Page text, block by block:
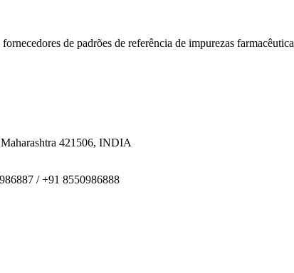
de padrões de referência de impurezas
421506, INDIA
/ +91 8550986888